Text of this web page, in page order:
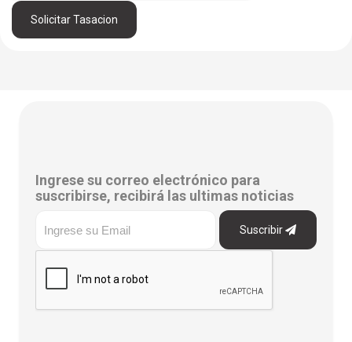
Solicitar Tasacion
Ingrese su correo electrónico para
suscribirse, recibirá las ultimas noticias
Suscribir